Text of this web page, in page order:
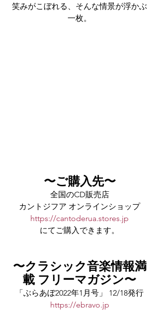
笑みがこぼれる、そんな情景が浮かぶ
一枚。
〜ご購入先〜
全国のCD販売店
カントジフア オンラインショップ
https://cantoderua.stores.jp
にてご購入できます。
〜クラシック音楽情報満
載 フリーマガジン〜
「ぶらあぼ2022年1月号」 12/18発行
https://ebravo.jp